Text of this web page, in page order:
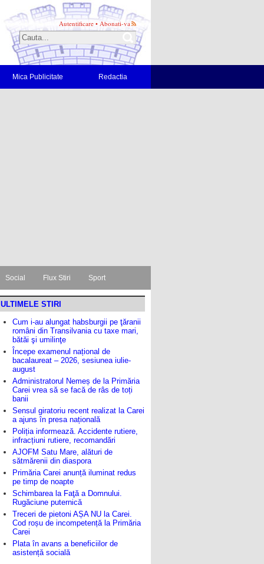
Autentificare • Abonati-va
Mica Publicitate Redactia
Social Flux Stiri Sport
ULTIMELE STIRI
Cum i-au alungat habsburgii pe ţăranii
români din Transilvania cu taxe mari,
bătăi şi umilinţe
Începe examenul național de
bacalaureat – 2026, sesiunea iulie-
august
Administratorul Nemeș de la Primăria
Carei vrea să se facă de râs de toți
banii
Sensul giratoriu recent realizat la Carei
a ajuns în presa națională
Poliția informează. Accidente rutiere,
infracțiuni rutiere, recomandări
AJOFM Satu Mare, alături de
sătmărenii din diaspora
Primăria Carei anunță iluminat redus
pe timp de noapte
Schimbarea la Faţă a Domnului.
Rugăciune puternică
Treceri de pietoni AȘA NU la Carei.
Cod roșu de incompetență la Primăria
Carei
Plata în avans a beneficiilor de
asistență socială